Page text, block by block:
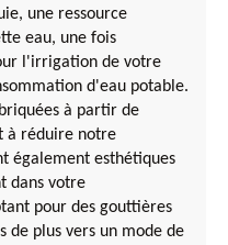
une ressource
eau, une fois
l'irrigation de votre
d'eau potable.
à partir de
à réduire notre
également esthétiques
dans votre
pour des gouttières
de plus vers un mode de